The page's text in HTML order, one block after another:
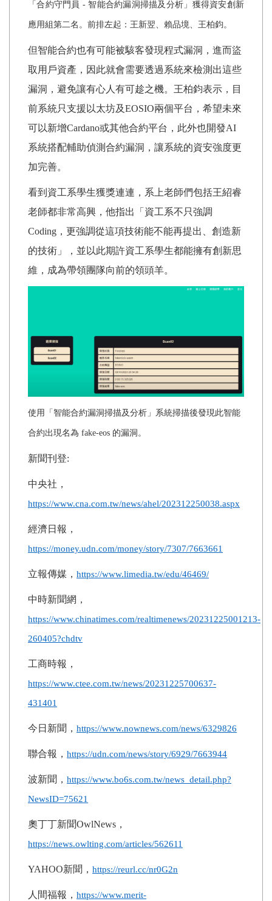
「合約守門員 - 智能合約漏洞掃描及分析」獲得資安創新
應用組第二名。前排左起：王新翌、賴品境、王柏鈞。
但智能合約也有可能被駭客發現程式漏洞，進而盜
取用戶資產，因此就會需要透過系統來檢測出這些
漏洞，避免讓有心人有可趁之機。王柏鈞表示，目
前系統只支援以太坊及EOSIO兩個平台，希望未來
可以新增Cardano或其他合約平台，此外也開發AI
系統搭配輔助偵測合約漏洞，讓系統的資安強度更
加完善。
看到資工系學生獲獎連連，系上老師們包括王紹睿
老師都非常高興，他指出「資工系不只強調
Coding ，更強調從這項技術能不能再提出、創造新
的技術」，並以此期許資工系學生都能擁有創新思
維，成為帶領團隊向前的領頭羊。
使用「智能合約漏洞掃描及分析」系統掃描後發現此智能
合約出現名為 fake-eos 的漏洞。
新聞刊登:
中央社，
https://www.cna.com.tw/news/ahel/202312250038.aspx
經濟日報，
https://money.udn.com/money/story/7307/7663661
立報傳媒， https://www.limedia.tw/edu/46469/
中時新聞網，
https://www.chinatimes.com/realtimenews/20231225001213-
260405?chdtv
工商時報，
https://www.ctee.com.tw/news/20231225700637-
431401
今日新聞， https://www.nownews.com/news/6329826
聯合報， https://udn.com/news/story/6929/7663944
波新聞， https://www.bo6s.com.tw/news_detail.php?
NewsID=75621
奧丁丁新聞OwlNews ，
https://news.owlting.com/articles/562611
YAHOO新聞， https://reurl.cc/nr0G2n
人間福報， https://www.merit-